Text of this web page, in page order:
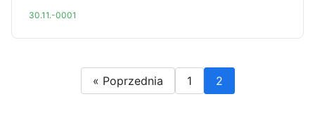
30.11.-0001
« Poprzednia 1 2